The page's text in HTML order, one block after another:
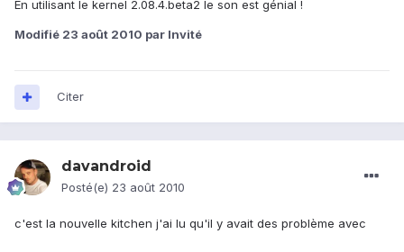
En utilisant le kernel 2.08.4.beta2 le son est génial !
Modifié 23 août 2010 par Invité
Citer
davandroid
Posté(e) 23 août 2010
c'est la nouvelle kitchen j'ai lu qu'il y avait des problème avec